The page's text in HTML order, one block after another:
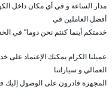
مدار الساعة و في أي مكان داخل
أفضل العاملين في
خدمتكم أينما كنتم نحن دوما” في
عميلنا الكرام يمكنك الإعتماد على
العمالي و سياراتنا
المجهزة قادرون على الوصول